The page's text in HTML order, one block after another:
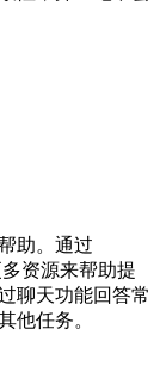
助。通过
资源来帮助提
聊天功能回答常
他任务。